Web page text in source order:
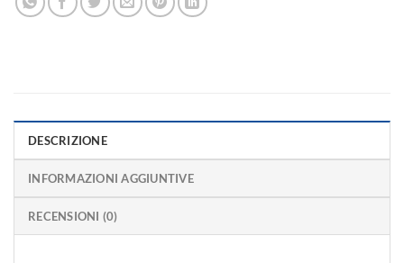
DESCRIZIONE
INFORMAZIONI AGGIUNTIVE
RECENSIONI (0)